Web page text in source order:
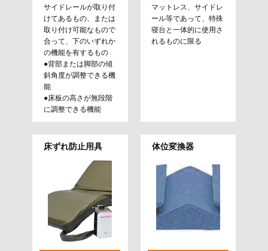
サイドレールが取り付
けてあるもの、または
取り付け可能なもので
合って、下のいずれか
の機能を有するもの
●背部または脚部の傾
斜角度が調整できる機
能
●床板の高さが無段階
に調整できる機能
マットレス、サイドレ
ール等であって、特殊
寝台と一体的に使用さ
れるものに限る
床ずれ防止用具 体位変換器